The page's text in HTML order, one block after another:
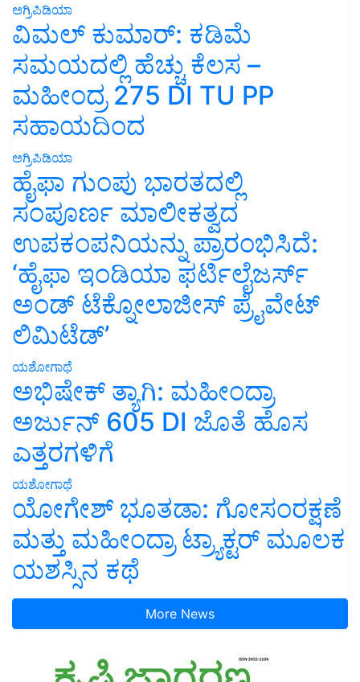
ಅಗ್ರಿಪಿಡಿಯಾ
ವಿಮಲ್ ಕುಮಾರ್: ಕಡಿಮೆ
ಸಮಯದಲ್ಲಿ ಹೆಚ್ಚು ಕೆಲಸ –
ಮಹೀಂದ್ರ 275 DI TU PP
ಸಹಾಯದಿಂದ
ಅಗ್ರಿಪಿಡಿಯಾ
ಹೈಫಾ ಗುಂಪು ಭಾರತದಲ್ಲಿ
ಸಂಪೂರ್ಣ ಮಾಲೀಕತ್ವದ
ಉಪಕಂಪನಿಯನ್ನು ಪ್ರಾರಂಭಿಸಿದೆ:
‘ಹೈಫಾ ಇಂಡಿಯಾ ಫರ್ಟಿಲೈಜರ್ಸ್
ಅಂಡ್ ಟೆಕ್ನೋಲಾಜೀಸ್ ಪ್ರೈವೇಟ್
ಲಿಮಿಟೆಡ್’
ಯಶೋಗಾಥೆ
ಅಭಿಷೇಕ್ ತ್ಯಾಗಿ: ಮಹೀಂದ್ರಾ
ಅರ್ಜುನ್ 605 DI ಜೊತೆ ಹೊಸ
ಎತ್ತರಗಳಿಗೆ
ಯಶೋಗಾಥೆ
ಯೋಗೇಶ್ ಭೂತಡಾ: ಗೋಸಂರಕ್ಷಣೆ
ಮತ್ತು ಮಹೀಂದ್ರಾ ಟ್ರ್ಯಾಕ್ಟರ್ ಮೂಲಕ
ಯಶಸ್ಸಿನ ಕಥೆ
More News